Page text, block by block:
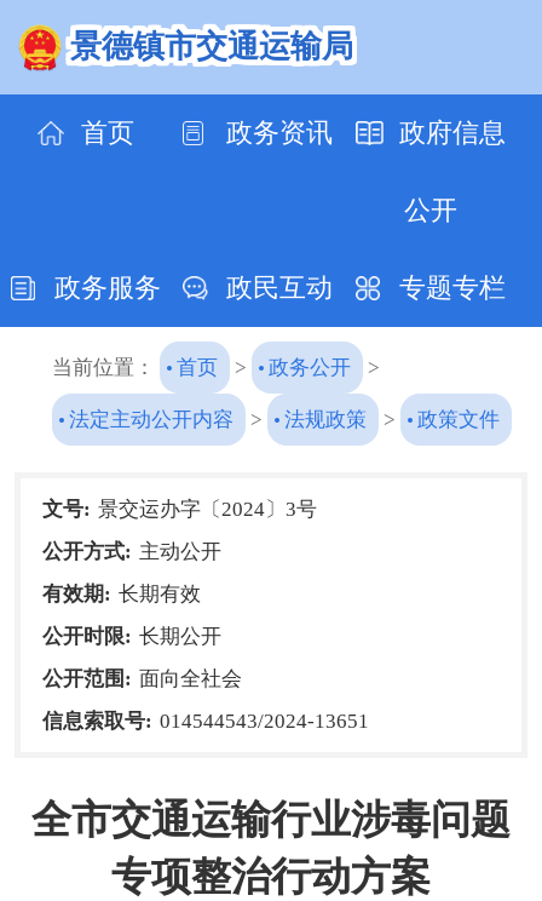
景德镇市交通运输局
首页 政务资讯 政府信息
公开
政务服务 政民互动 专题专栏
当前位置： 首页 > 政务公开 >
法定主动公开内容 > 法规政策 > 政策文件
文号: 景交运办字〔2024〕3号
公开方式: 主动公开
有效期: 长期有效
公开时限: 长期公开
公开范围: 面向全社会
信息索取号: 014544543/2024-13651
全市交通运输行业涉毒问题
专项整治行动方案